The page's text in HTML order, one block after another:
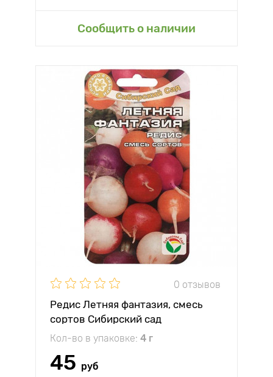
Сообщить о наличии
0 отзывов
Редис Летняя фантазия, смесь
сортов Сибирский сад
Кол-во в упаковке: 4 г
45 руб